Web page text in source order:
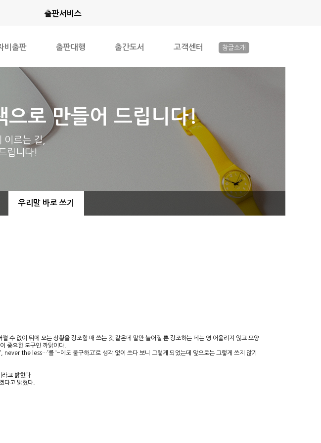
출판서비스
비출판 출판대행 출간도서 고객센터 참글소개
으로 만들어 드립니다!
이르는 길,
립니다!
우리말 바로 쓰기
수 없이 뒤에 오는 상황을 강조할 때 쓰는 것 같은데 말만 늘어질 뿐 강조하는 데는 영 어울리지 않고 모양
중요한 도구인 까닭이다.
the less…’를 ‘~에도 불구하고’로 생각 없이 쓰다 보니 그렇게 되었는데 앞으로는 그렇게 쓰지 않기
고 밝혔다.
다고 밝혔다.